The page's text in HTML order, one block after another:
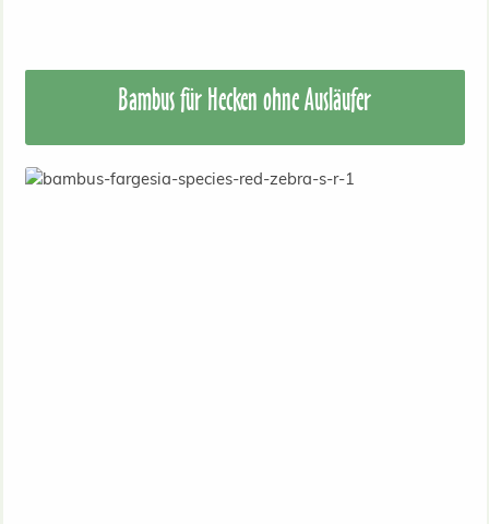
Bambus für Hecken ohne Ausläufer
Bambus ohne Ausläufer (Sorten Fargesia)